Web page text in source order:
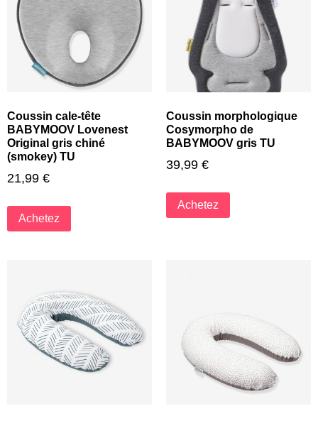
Coussin cale-tête
BABYMOOV Lovenest
Original gris chiné
(smokey) TU
21,99 €
Achetez
Coussin morphologique
Cosymorpho de
BABYMOOV gris TU
39,99 €
Achetez